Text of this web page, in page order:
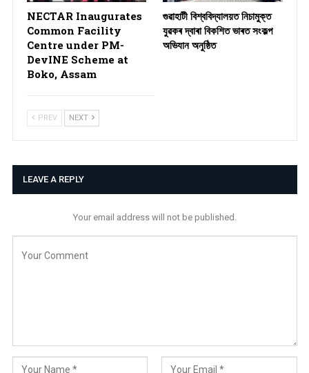
NECTAR Inaugurates
Common Facility
Centre under PM-
DevINE Scheme at
Boko, Assam
গুৱাহাটী বিশ্ববিদ্যালয়ত নিচামুক্ত
যুৱকৰ দ্বাৰা বিকশিত ভাৰত সংকল্প
অভিযান অনুষ্ঠিত
PREV NEXT
LEAVE A REPLY
Your email address will not be published.